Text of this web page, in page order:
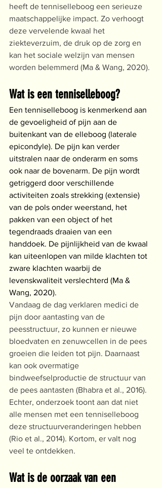
heeft de tenniselleboog een serieuze
maatschappelijke impact. Zo verhoogt
deze vervelende kwaal het
ziekteverzuim, de druk op de zorg en
kan het sociale welzijn van mensen
worden belemmerd (Ma & Wang, 2020).
Wat is een tenniselleboog?
Een tenniselleboog is kenmerkend aan
de gevoeligheid of pijn aan de
buitenkant van de elleboog (laterale
epicondyle). De pijn kan verder
uitstralen naar de onderarm en soms
ook naar de bovenarm. De pijn wordt
getriggerd door verschillende
activiteiten zoals strekking (extensie)
van de pols onder weerstand, het
pakken van een object of het
tegendraads draaien van een
handdoek. De pijnlijkheid van de kwaal
kan uiteenlopen van milde klachten tot
zware klachten waarbij de
levenskwaliteit verslechterd (Ma &
Wang, 2020).
Vandaag de dag verklaren medici de
pijn door aantasting van de
peesstructuur, zo kunnen er nieuwe
bloedvaten en zenuwcellen in de pees
groeien die leiden tot pijn. Daarnaast
kan ook overmatige
bindweefselproductie de structuur van
de pees aantasten (Bhabra et al., 2016).
Echter, onderzoek toont aan dat niet
alle mensen met een tenniselleboog
deze structuurveranderingen hebben
(Rio et al., 2014). Kortom, er valt nog
veel te ontdekken.
Wat is de oorzaak van een